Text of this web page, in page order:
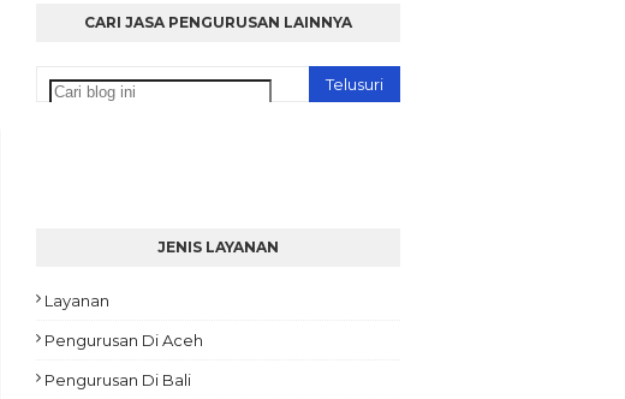
CARI JASA PENGURUSAN LAINNYA
JENIS LAYANAN
Layanan
Pengurusan Di Aceh
Pengurusan Di Bali